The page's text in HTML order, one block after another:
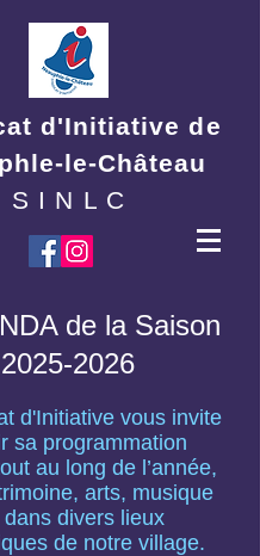
d'Initiative de
le-Château
S I N L C
de la Saison
2025-2026
d'Initiative vous invite
sa programmation
au long de l’année,
arts, musique
divers lieux
de notre village.